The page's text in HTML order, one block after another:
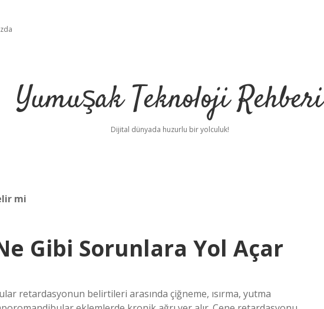
Yumuşak Teknoloji Rehberi
Dijital dünyada huzurlu bir yolculuk!
mi
Gibi Sorunlara Yol Açar
retardasyonun belirtileri arasında çiğneme, ısırma, yutma